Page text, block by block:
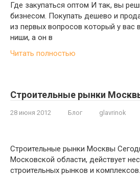
Где закупаться оптом И так, вы
бизнесом. Покупать дешево и
из первых вопросов который у вас
ниши, а он в
Читать полностью
Строительные рынки
28 июня 2012 Блог glavrinok
Строительные рынки Москвы
Московской области, действует
строительных рынков и